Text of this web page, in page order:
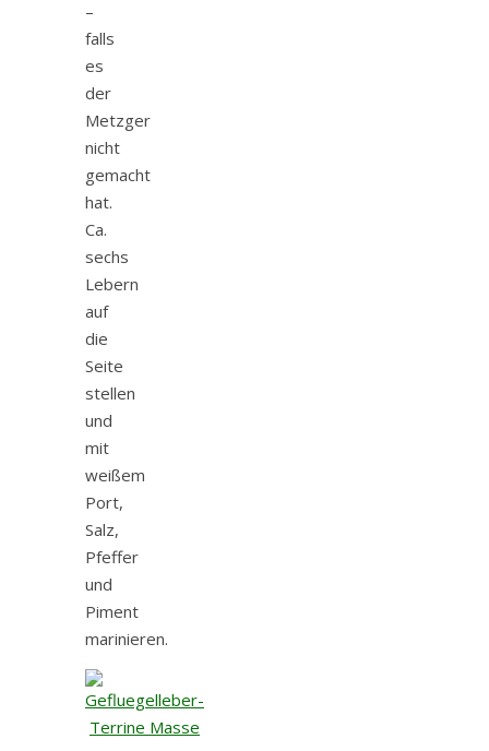
–
falls
es
der
Metzger
nicht
gemacht
hat.
Ca.
sechs
Lebern
auf
die
Seite
stellen
und
mit
weißem
Port,
Salz,
Pfeffer
und
Piment
marinieren.